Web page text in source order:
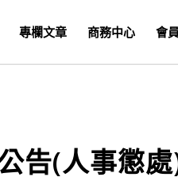
專欄文章 商務中心 會
告(人事懲